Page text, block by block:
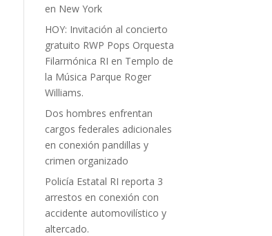
en New York
HOY: Invitación al concierto
gratuito RWP Pops Orquesta
Filarmónica RI en Templo de
la Música Parque Roger
Williams.
Dos hombres enfrentan
cargos federales adicionales
en conexión pandillas y
crimen organizado
Policía Estatal RI reporta 3
arrestos en conexión con
accidente automovilístico y
altercado.